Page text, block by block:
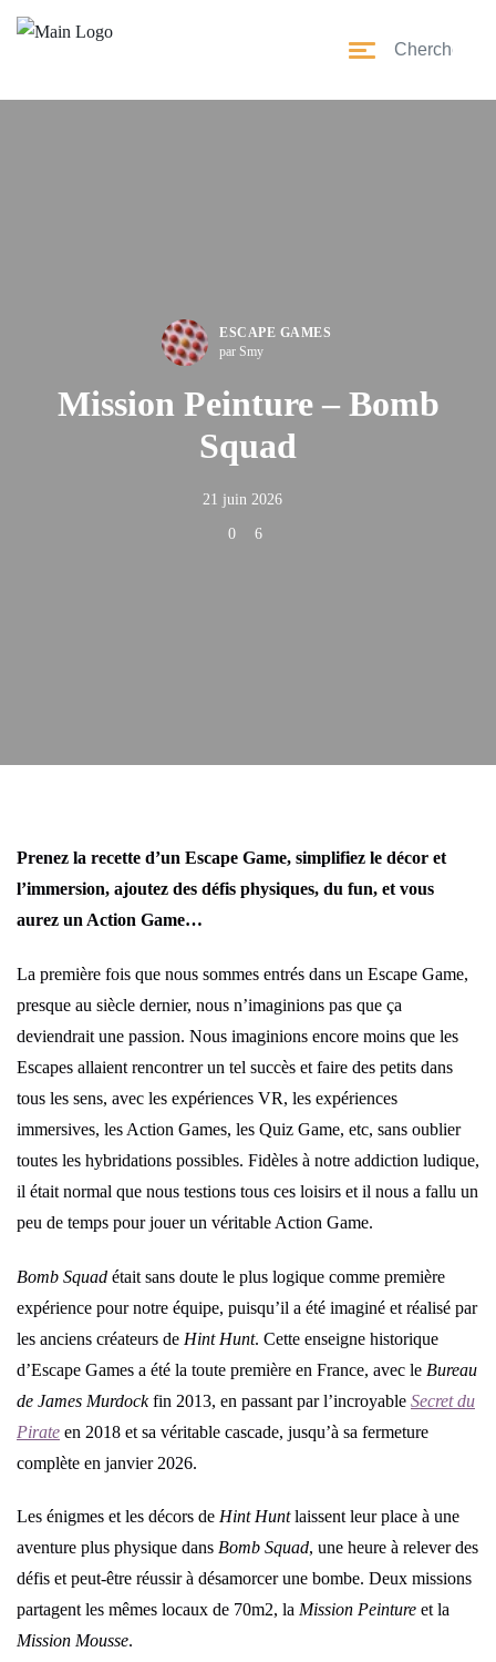
ESCAPE GAMES
par Smy
Mission Peinture – Bomb
Squad
21 juin 2026
0 6
Prenez la recette d’un Escape Game, simplifiez le décor et
l’immersion, ajoutez des défis physiques, du fun, et vous
aurez un Action Game…
La première fois que nous sommes entrés dans un Escape Game,
presque au siècle dernier, nous n’imaginions pas que ça
deviendrait une passion. Nous imaginions encore moins que les
Escapes allaient rencontrer un tel succès et faire des petits dans
tous les sens, avec les expériences VR, les expériences
immersives, les Action Games, les Quiz Game, etc, sans oublier
toutes les hybridations possibles. Fidèles à notre addiction ludique,
il était normal que nous testions tous ces loisirs et il nous a fallu un
peu de temps pour jouer un véritable Action Game.
Bomb Squad était sans doute le plus logique comme première
expérience pour notre équipe, puisqu’il a été imaginé et réalisé par
les anciens créateurs de Hint Hunt. Cette enseigne historique
d’Escape Games a été la toute première en France, avec le Bureau
de James Murdockfin 2013, en passant par l’incroyable Secret du
Pirate en 2018 et sa véritable cascade, jusqu’à sa fermeture
complète en janvier 2026.
Les énigmes et les décors de Hint Huntlaissent leur place à une
aventure plus physique dans Bomb Squad, une heure à relever des
défis et peut-être réussir à désamorcer une bombe. Deux missions
partagent les mêmes locaux de 70m2, la Mission Peinture et la
Mission Mousse.